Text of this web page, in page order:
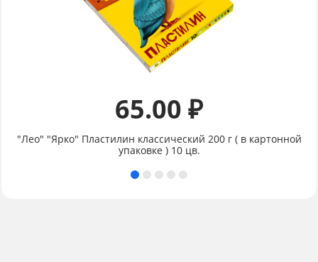
65.00 ₽
"Лео" "Ярко" Пластилин классический 200 г ( в картонной
упаковке ) 10 цв.